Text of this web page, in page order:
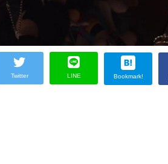
Twitter LINE Bookmark!